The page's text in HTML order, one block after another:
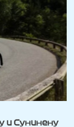
и Сунинену